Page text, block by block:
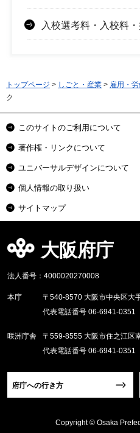
入校選考料・入校料
トップページ > しごと・産業 > 雇用・
ク
このサイトのご利用について
著作権・リンクについて
ユニバーサルデザインについて
個人情報の取り扱い
サイトマップ
大阪府庁
法人番号：4000020270008
本庁
〒540-8570 大阪市中央区大
代表電話番号 06-6941-0351
咲洲庁舎
〒559-8555 大阪市住之江区
代表電話番号 06-6941-0351
府庁への行き方
Copyright © Osaka